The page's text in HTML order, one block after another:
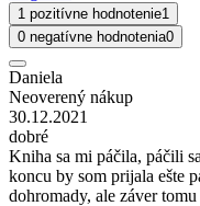
1 pozitívne hodnotenie1
0 negatívne hodnotenia0
Daniela
Neoverený nákup
30.12.2021
dobré
Kniha sa mi páčila, páčili
koncu by som prijala ešte
dohromady, ale záver